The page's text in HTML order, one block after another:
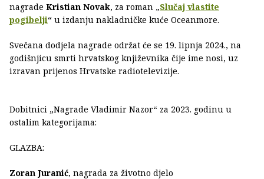
nagrade Kristian Novak, za roman „Slučaj vlastite
pogibelji“ u izdanju nakladničke kuće Oceanmore.
Svečana dodjela nagrade održat će se 19. lipnja 2024., na
godišnjicu smrti hrvatskog književnika čije ime nosi, uz
izravan prijenos Hrvatske radiotelevizije.
Dobitnici „Nagrade Vladimir Nazor“ za 2023. godinu u
ostalim kategorijama:
GLAZBA:
Zoran Juranić, nagrada za životno djelo